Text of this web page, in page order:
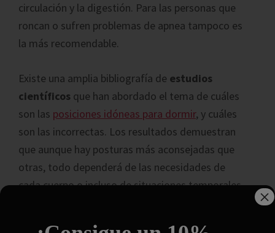
circulación y la digestión. Para las personas que
roncan o sufren problemas de apnea tampoco es
la más recomendable.
Existe una amplia bibliografía de estudios
científicos que han abordado el tema de cuáles
son las posiciones idóneas para dormir, y cuáles
son las incorrectas. Los resultados demuestran
que aunque hay posturas más aconsejadas que
otras, todo dependerá de las necesidades de
cada cuerpo o incluso de situaciones temporales
×